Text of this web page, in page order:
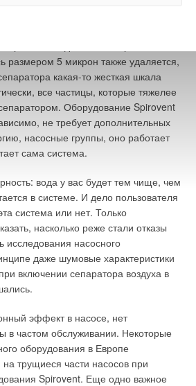
это удалить невозможно.
размером 5 микрон также удаляется,
какая-то жесткая шкала
все частицы, которые тяжелее
Оборудование Spirovent
не требует дополнительных
насосные группы, оно работает
сама система.
вода у вас будет тем чище, чем
в системе. И дело пользователя
система или нет. Только
насколько реже стали отказы
насосного
даже шумовые характеристики
включении сепаратора воздуха в
эффект в насосе, нет
в частом обслуживании. Некоторые
оборудования в Европе
трущиеся части насосов при
Spirovent. Еще одно важное